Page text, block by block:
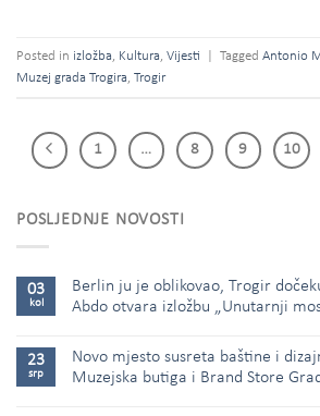
Posted in izložba Kultura Vijesti Tagged Antonio
Muzej grada Trogira Trogir
1 … 8 9 10
POSLJEDNJE NOVOSTI
03
kol
Berlin ju je oblikovao, Trogir
Abdo otvara izložbu „Unutarnji
23
srp
Novo mjesto susreta baštine i
Muzejska butiga i Brand Store